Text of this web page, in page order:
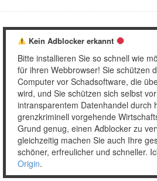
Copyright © 2026 Unser
Mobile
WordPress Theme
Kein Adblocker erkannt
Bitte installieren Sie so schnell wie
für ihren Webbrowser! Sie schützen
Computer vor Schadsoftware, die
wird, und Sie schützen sich selbst
intransparentem Datenhandel durch
grenzkriminell vorgehende
Grund genug, einen Adblocker zu
gleichzeitig machen Sie auch Ihre
schöner, erfreulicher und schneller.
Origin.